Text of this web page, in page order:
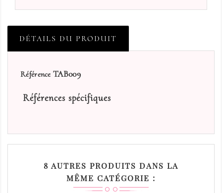
DÉTAILS DU PRODUIT
Référence TAB009
Références spécifiques
8 AUTRES PRODUITS DANS LA
MÊME CATÉGORIE :